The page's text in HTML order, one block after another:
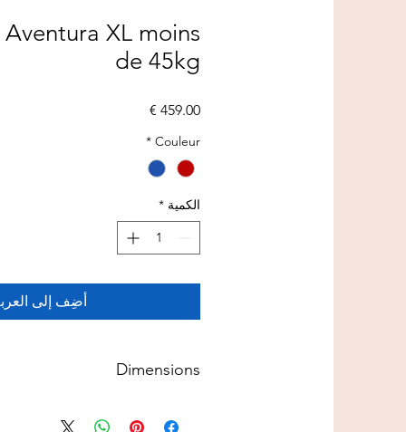
XL moins
de 45kg
السعر
Couleur
*
الكمية *
أضِف إلى
Dimensions
H.112 x L.105 x l.70 cm,